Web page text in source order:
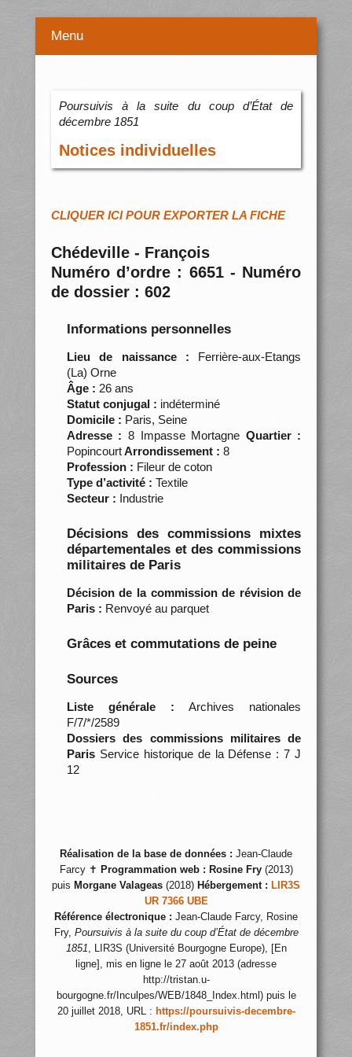
Menu
Poursuivis à la suite du coup d’État de
décembre 1851
Notices individuelles
CLIQUER ICI POUR EXPORTER LA FICHE
Chédeville - François
Numéro d’ordre : 6651 - Numéro
de dossier : 602
Informations personnelles
Lieu de naissance : Ferrière-aux-Etangs
(La) Orne
Âge : 26 ans
Statut conjugal : indéterminé
Domicile : Paris, Seine
Adresse : 8 Impasse Mortagne Quartier :
PopincourtArrondissement : 8
Profession : Fileur de coton
Type d’activité : Textile
Secteur : Industrie
Décisions des commissions mixtes
départementales et des commissions
militaires de Paris
Décision de la commission de révision de
Paris : Renvoyé au parquet
Grâces et commutations de peine
Sources
Liste générale : Archives nationales
F/7/*/2589
Dossiers des commissions militaires de
ParisService historique de la Défense : 7 J
12
Réalisation de la base de données : Jean-Claude
Farcy ✝ Programmation web : Rosine Fry(2013)
puis Morgane Valageas (2018) Hébergement : LIR3S
UR 7366 UBE
Référence électronique : Jean-Claude Farcy, Rosine
Fry, Poursuivis à la suite du coup d’État de décembre
1851, LIR3S (Université Bourgogne Europe), [En
ligne], mis en ligne le 27 août 2013 (adresse
http://tristan.u-
bourgogne.fr/Inculpes/WEB/1848_Index.html) puis le
20 juillet 2018, URL : https://poursuivis-decembre-
1851.fr/index.php